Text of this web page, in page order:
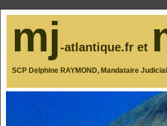
mj-atlantique.fr et
SCP Delphine RAYMOND, Mandataire